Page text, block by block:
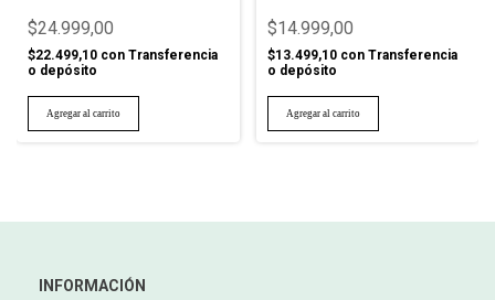
$24.999,00
$22.499,10 con Transferencia
o depósito
$14.999,00
$13.499,10 con Transferencia
o depósito
INFORMACIÓN